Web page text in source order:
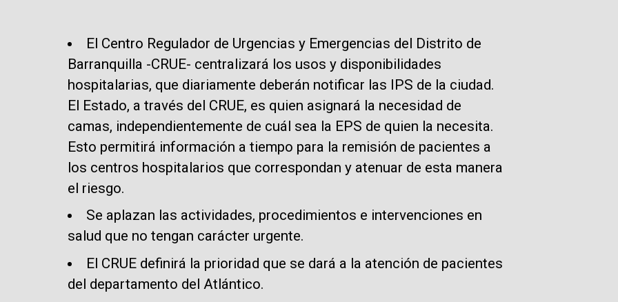
El Centro Regulador de Urgencias y Emergencias del Distrito de
Barranquilla -CRUE- centralizará los usos y disponibilidades
hospitalarias, que diariamente deberán notificar las IPS de la ciudad.
El Estado, a través del CRUE, es quien asignará la necesidad de
camas, independientemente de cuál sea la EPS de quien la necesita.
Esto permitirá información a tiempo para la remisión de pacientes a
los centros hospitalarios que correspondan y atenuar de esta manera
el riesgo.
Se aplazan las actividades, procedimientos e intervenciones en
salud que no tengan carácter urgente.
El CRUE definirá la prioridad que se dará a la atención de pacientes
del departamento del Atlántico.